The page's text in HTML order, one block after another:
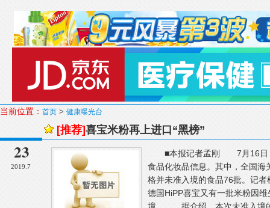
当前位置： 首页 > 健康曝光台
23
2019.7
[推荐]喜宝米粉再上进口“黑榜”
■本报记者孟刚 7月16日，
食品化妆品信息。其中，全国
格并未准入境的食品76批。记
德国HiPP喜宝又有一批米粉因